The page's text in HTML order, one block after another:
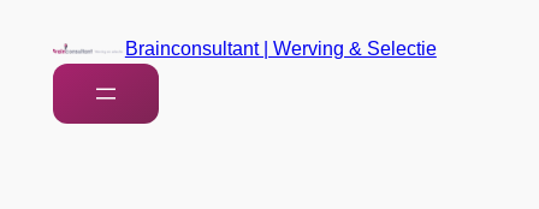
Brainconsultant | Werving & Selectie